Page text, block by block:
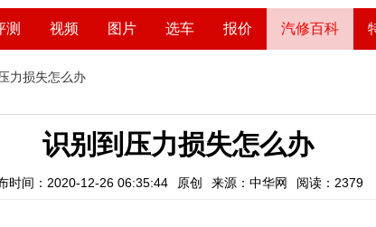
测 视频 图片 选车 报价 汽修百科
力损失怎么办
识别到压力损失怎么办
时间：2020-12-26 06:35:44 原创 来源：中华网 阅读：2379